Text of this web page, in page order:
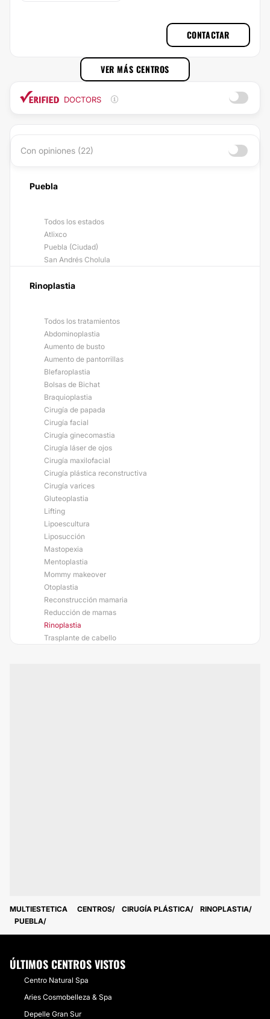
CONTACTAR
VER MÁS CENTROS
DOCTORS
Con opiniones (22)
Puebla
Todos los estados
Atlixco
Puebla (Ciudad)
San Andrés Cholula
Rinoplastia
Todos los tratamientos
Abdominoplastia
Aumento de busto
Aumento de pantorrillas
Blefaroplastia
Bolsas de Bichat
Braquioplastia
Cirugía de papada
Cirugía facial
Cirugía ginecomastia
Cirugía láser de ojos
Cirugía maxilofacial
Cirugía plástica reconstructiva
Cirugía varices
Gluteoplastia
Lifting
Lipoescultura
Liposucción
Mastopexia
Mentoplastia
Mommy makeover
Otoplastia
Reconstrucción mamaria
Reducción de mamas
Rinoplastia
Trasplante de cabello
MULTIESTETICA CENTROS CIRUGÍA PLÁSTICA
RINOPLASTIA
PUEBLA
ÚLTIMOS CENTROS VISTOS
Centro Natural Spa
Aries Cosmobelleza & Spa
Depelle Gran Sur